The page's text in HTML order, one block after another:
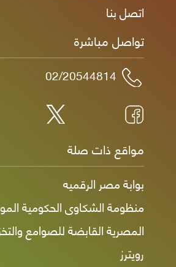
اتصل بنا
تواصل مباشرة
مواقع ذات صلة
بوابة مصر الرقميه
منظومة الشكاوى الحكومية
المصرية القابضة للصوامع
رويترز